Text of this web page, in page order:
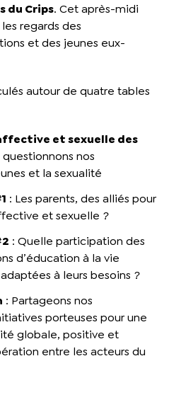
du Crips. Cet après-midi
regards des
et des jeunes eux-
autour de quatre tables
et sexuelle des
questionnons nos
et la sexualité
: Les parents, des alliés pour
et sexuelle ?
: Quelle participation des
d’éducation à la vie
à leurs besoins ?
: Partageons nos
porteuses pour une
globale, positive et
entre les acteurs du